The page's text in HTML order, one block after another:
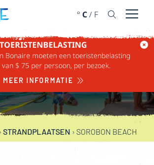
° C/ F Menu
TOERISTENBELASTING
Bonaire moeten een toeristenbelasting
$ 75 per persoon, per bezoek.
MEER INFORMATIEBEACH
› STRANDPLAATSEN › SOROBON BEACH